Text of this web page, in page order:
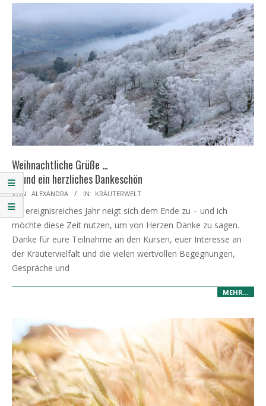
Weihnachtliche Grüße …
... und ein herzliches Dankeschön
2025-
12-
17
VON: ALEXANDRA IN: KRÄUTERWELT
Ein ereignisreiches Jahr neigt sich dem Ende zu – und ich
möchte diese Zeit nutzen, um von Herzen Danke zu sagen.
Danke für eure Teilnahme an den Kursen, euer Interesse an
der Kräutervielfalt und die vielen wertvollen Begegnungen,
Gespräche und
MEHR…